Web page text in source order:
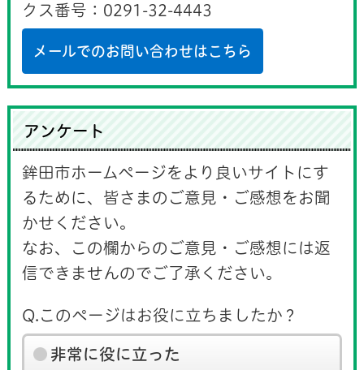
クス番号：0291-32-4443
メールでのお問い合わせはこちら
アンケート
鉾田市ホームページをより良いサイトにす
るために、皆さまのご意見・ご感想をお聞
かせください。
なお、この欄からのご意見・ご感想には返
信できませんのでご了承ください。
Q.このページはお役に立ちましたか？
非常に役に立った